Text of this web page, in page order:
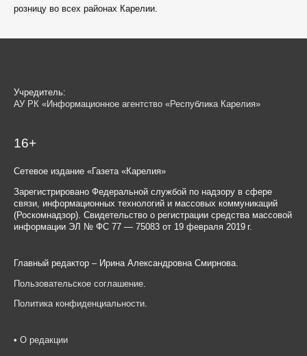
розницу во всех районах Карелии.
Учредитель:
АУ РК «Информационное агентство «Республика Карелия»
16+
Сетевое издание «Газета «Карелия»
Зарегистрировано Федеральной службой по надзору в сфере
связи, информационных технологий и массовых коммуникаций
(Роскомнадзор). Свидетельство о регистрации средства массовой
информации ЭЛ № ФС 77 — 75083 от 19 февраля 2019 г.
Главный редактор – Ирина Александровна Смирнова.
Пользовательское соглашение
Политика конфиденциальности.
• О редакции